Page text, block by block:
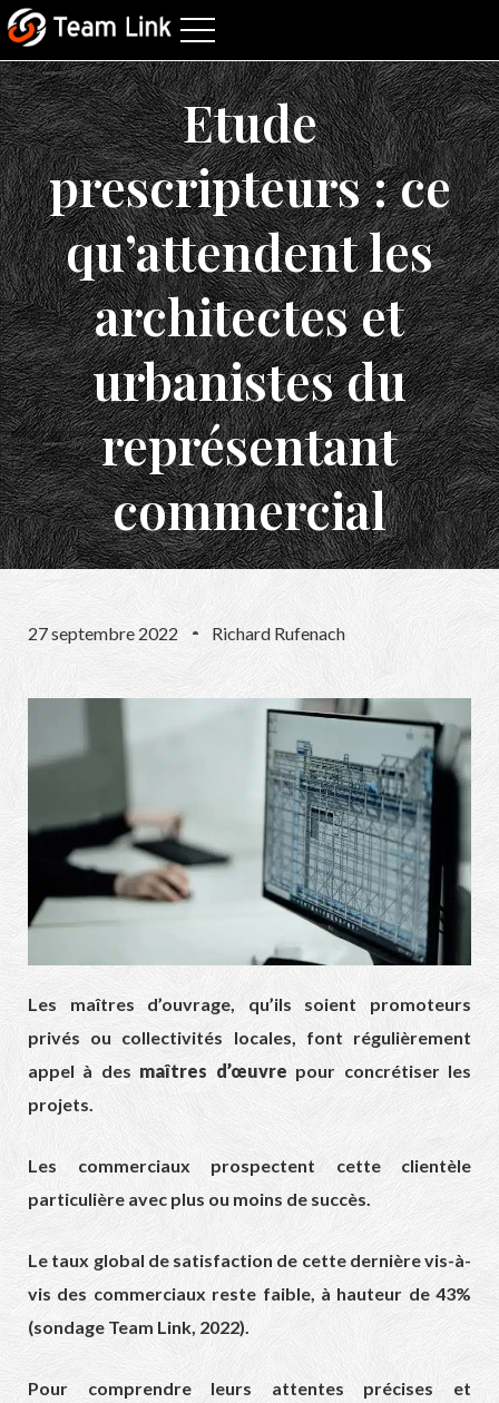
Etude
prescripteurs : ce
qu’attendent les
architectes et
urbanistes du
représentant
commercial
27 septembre 2022 Richard Rufenach
Les maîtres d’ouvrage, qu’ils soient promoteurs
privés ou collectivités locales, font régulièrement
appel à des maîtres d’œuvre pour concrétiser les
projets.
Les commerciaux prospectent cette clientèle
particulière avec plus ou moins de succès.
Le taux global de satisfaction de cette dernière vis-à-
vis des commerciaux reste faible, à hauteur de 43%
(sondage Team Link, 2022).
Pour comprendre leurs attentes précises et